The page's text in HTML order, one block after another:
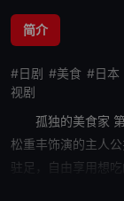
简介
#日剧 #美食 #日本
视剧
孤独的美食家
松重丰饰演的主人
驻足，自由享用想
》就是这样的一